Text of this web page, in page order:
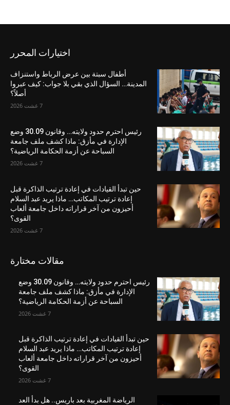
اختيارات المحرر
أطفال سبتة بين عرض الرباط واستنزاف
المدينة… السؤال الذي بقي بلا جواب: كيف عبروا
أصلاً؟
7 غشت 2026
رئيس احترم حدود ولايته… وقانون 30.09 وضع
الإدارة في مأزق: ماذا كشف ملف جامعة
السباحة عن أزمة الحكامة الرياضية؟
7 غشت 2026
حين تبدأ القيادات في إعادة ترتيب الذاكرة قبل
إعادة ترتيب المكاتب… ماذا يريد عبد السلام
أحيزون من آخر قراراته داخل جامعة ألعاب
القوى؟
7 غشت 2026
مقالات مختارة
رئيس احترم حدود ولايته… وقانون 30.09 وضع
الإدارة في مأزق: ماذا كشف ملف جامعة
السباحة عن أزمة الحكامة الرياضية؟
7 غشت 2026
حين تبدأ القيادات في إعادة ترتيب الذاكرة قبل
إعادة ترتيب المكاتب… ماذا يريد عبد السلام
أحيزون من آخر قراراته داخل جامعة ألعاب
القوى؟
7 غشت 2026
الرياضة المغربية بعد باريس.. هل بدأ العد